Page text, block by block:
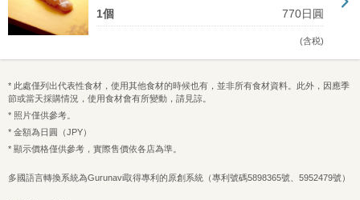
1個 770日圓
(含税)
* 此處僅列出代表性食材，使用其他食材的時候也有，並非所有食材資料。此外，因應季
節或當天採購情況，使用食材會有所變動，請見諒。
* 照片僅供參考。
* 金額為日圓（JPY）
* 顯示價格僅供參考，實際售價依各店為準。
多國語言轉換系統為Gurunavi取得專利的原創系統（專利號碼5898365號、5952479號）